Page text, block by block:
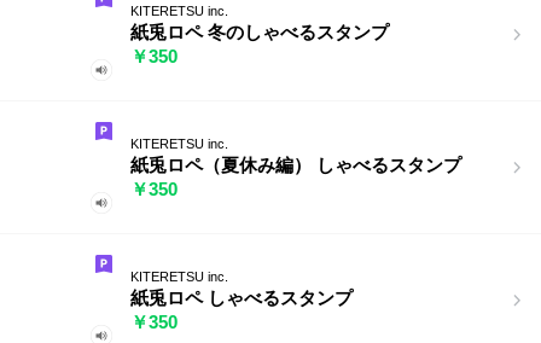
KITERETSU inc.
紙兎ロペ 冬のしゃべるスタンプ
￥350
KITERETSU inc.
紙兎ロペ（夏休み編） しゃべるスタンプ
￥350
KITERETSU inc.
紙兎ロペ しゃべるスタンプ
￥350